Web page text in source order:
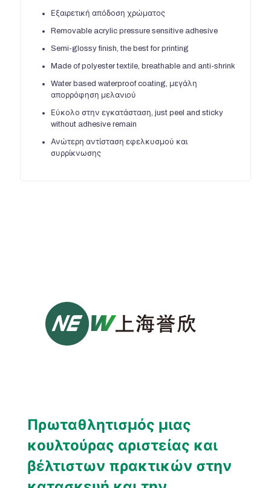
Εξαιρετική απόδοση χρώματος
Removable acrylic pressure sensitive adhesive
Semi-glossy finish the best for printing
Made of polyester textile breathable and anti-shrink
Water based waterproof coating , μεγάλη
απορρόφηση μελανιού
Εύκολο στην εγκατάσταση, just peel and sticky
without adhesive remain
Ανώτερη αντίσταση εφελκυσμού και
συρρίκνωσης
Πρωταθλητισμός μιας
κουλτούρας αριστείας και
βέλτιστων πρακτικών στην